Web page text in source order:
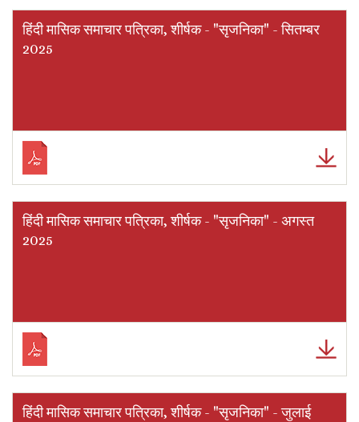
हिंदी मासिक समाचार पत्रिका, शीर्षक - "सृजनिका" - सितम्बर
2025
हिंदी मासिक समाचार पत्रिका, शीर्षक - "सृजनिका" - अगस्त
2025
हिंदी मासिक समाचार पत्रिका, शीर्षक - "सृजनिका" - जुलाई